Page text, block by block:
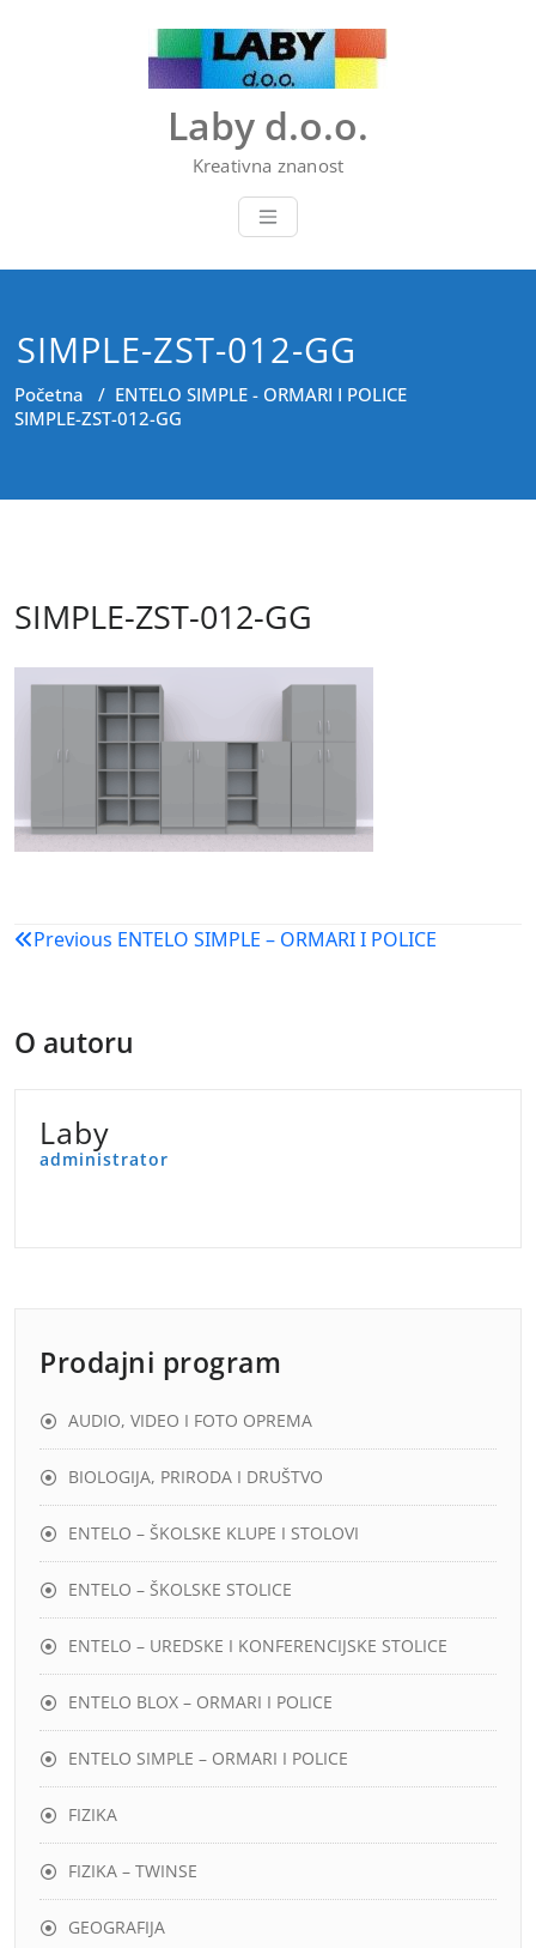
Laby d.o.o.
Kreativna znanost
SIMPLE-ZST-012-GG
Početna / ENTELO SIMPLE - ORMARI I POLICE
SIMPLE-ZST-012-GG
SIMPLE-ZST-012-GG
Navigacija
Previous ENTELO SIMPLE – ORMARI I POLICE
O autoru
Laby
administrator
Prodajni program
AUDIO, VIDEO I FOTO OPREMA
BIOLOGIJA, PRIRODA I DRUŠTVO
ENTELO – ŠKOLSKE KLUPE I STOLOVI
ENTELO – ŠKOLSKE STOLICE
ENTELO – UREDSKE I KONFERENCIJSKE STOLICE
ENTELO BLOX – ORMARI I POLICE
ENTELO SIMPLE – ORMARI I POLICE
FIZIKA
FIZIKA – TWINSE
GEOGRAFIJA